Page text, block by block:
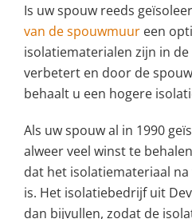
Is uw spouw reeds
van de spouwmuur een
isolatiematerialen zijn in
verbetert en door de
behaalt u een hogere
Als uw spouw al in 1990
alweer veel winst te
dat het isolatiemateriaal
is. Het isolatiebedrijf uit
dan bijvullen, zodat de